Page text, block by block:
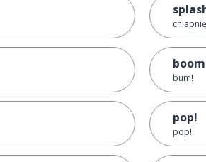
bum!
pop!
pop!